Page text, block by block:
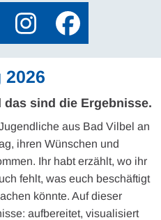
das sind die Ergebnisse.
aus Bad Vilbel an
ihren Wünschen und
Ihr habt erzählt, wo ihr
fehlt, was euch beschäftigt
könnte. Auf dieser
aufbereitet, visualisiert